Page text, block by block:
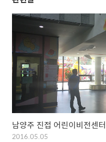
남양주 진접 어린이비전센터
2016.05.05